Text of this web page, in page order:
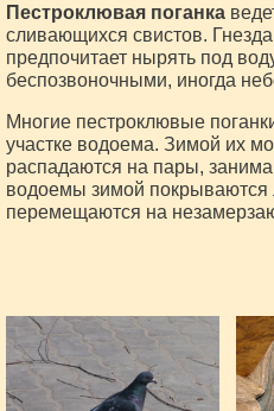
Пестроклювая поганка
сливающихся свистов.
предпочитает нырять под
беспозвоночными, иногда
Многие пестроклювые
участке водоема. Зимой их
распадаются на пары,
водоемы зимой покрываются
перемещаются на